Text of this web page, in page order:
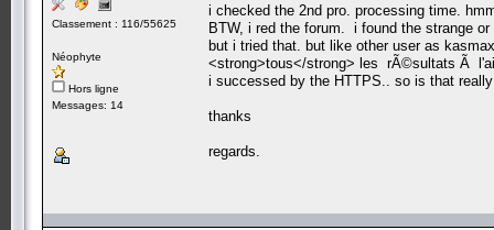
Classement : 116/55625
Néophyte
Hors ligne
Messages: 14
i checked the 2nd pro. processing time.
BTW, i red the forum. i found the strange
but i tried that. but like other user as
<strong>tous</strong> les rÃ©sultats Ã
i successed by the HTTPS.. so is that
thanks
regards.